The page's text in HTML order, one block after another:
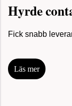
Hyrde
Fick snabb
Läs mer